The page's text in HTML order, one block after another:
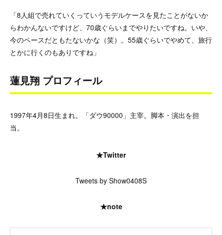
「8人組で売れていくっていうモデルケースを見たことがないか
らわかんないですけど、70歳ぐらいまでやりたいですね。いや、
今のペースだともたないかな（笑）。55歳ぐらいでやめて、旅行
とかに行くのもありですね」
蓮見翔 プロフィール
1997年4月8日生まれ。「ダウ90000」主宰。脚本・演出を担
当。
★Twitter
Tweets by Show0408S
★note